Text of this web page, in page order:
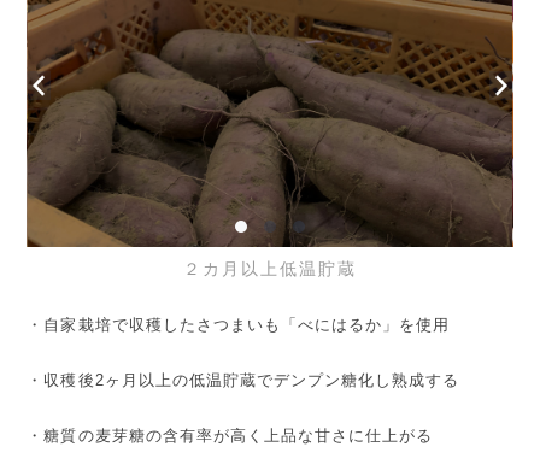
２カ月以上低温貯蔵
・自家栽培で収穫したさつまいも「べにはるか」を使用
・収穫後2ヶ月以上の低温貯蔵でデンプン糖化し熟成する
・糖質の麦芽糖の含有率が高く上品な甘さに仕上がる